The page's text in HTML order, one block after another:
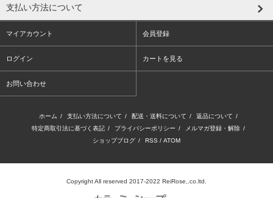
支払い方法について
マイアカウント 会員登録
ログイン カートを見る
お問い合わせ
ホーム / 支払い方法について / 配送・送料について / 返品について /
特定商取引法に基づく表記 / プライバシーポリシー / メルマガ登録・解除 /
ショップブログ / RSS / ATOM
Copyright All reserved 2017-2022 ReiRose,.co.ltd.